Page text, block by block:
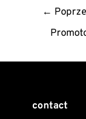
←
contact